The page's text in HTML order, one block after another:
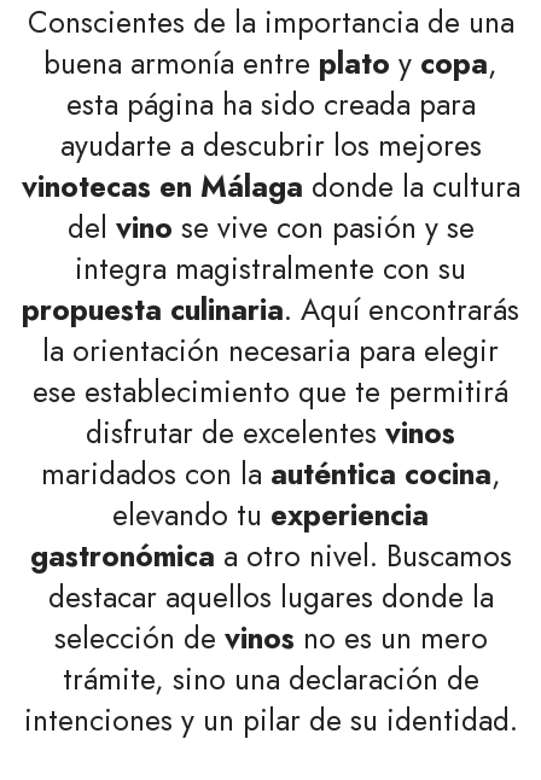
Conscientes de la importancia de una
buena armonía entre plato y copa,
esta página ha sido creada para
ayudarte a descubrir los mejores
vinotecas en Málaga donde la cultura
del vino se vive con pasión y se
integra magistralmente con su
propuesta culinaria. Aquí encontrarás
la orientación necesaria para elegir
ese establecimiento que te permitirá
disfrutar de excelentes vinos
maridados con la auténtica cocina,
elevando tu experiencia
gastronómica a otro nivel. Buscamos
destacar aquellos lugares donde la
selección de vinos no es un mero
trámite, sino una declaración de
intenciones y un pilar de su identidad.